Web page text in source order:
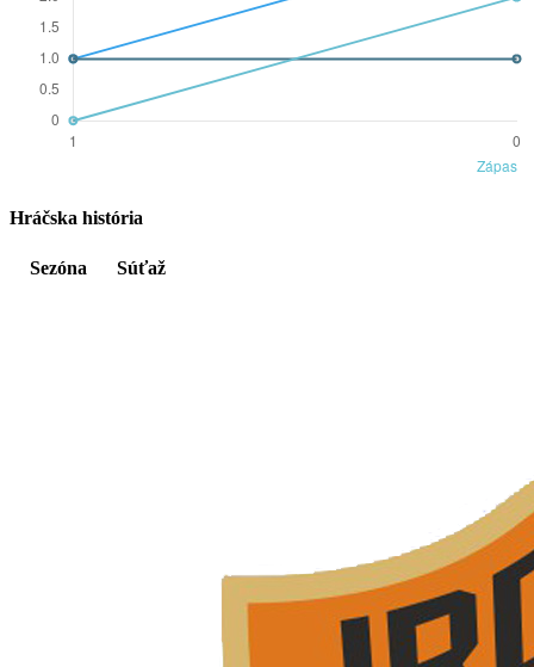
Hráčska história
Sezóna Súťaž